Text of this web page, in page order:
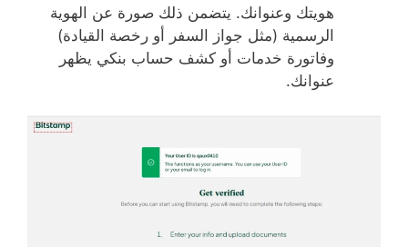
هويتك وعنوانك. يتضمن ذلك صورة عن الهوية
الرسمية (مثل جواز السفر أو رخصة القيادة)
وفاتورة خدمات أو كشف حساب بنكي يظهر
عنوانك.